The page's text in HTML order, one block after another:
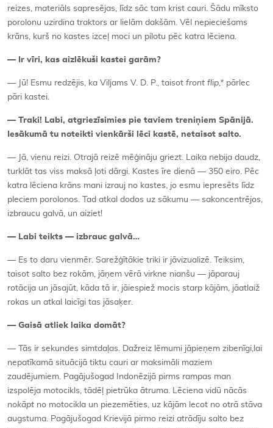
reizes, materiāls sapresējas, līdz sāc tam krist cauri. Šādu mīksto
porolonu uzirdina traktors ar lielām dakšām. Vēl nepieciešams
krāns, kurš no kastes izceļ moci un pilotu pēc katra lēciena.
— Ir vīri, kas aizlēkuši kastei garām?
— Jū! Esmu redzējis, ka Viljams V. D. P., taisot front flip,* pārlec
pāri kastei.
— Traki! Labi, atgriezīsimies pie taviem treniņiem Spānijā.
Iesākumā tu noteikti vienkārši lēci kastē, netaisot salto.
— Jā, vienu reizi. Otrajā reizē mēģināju griezt. Laika nebija daudz,
turklāt tas viss maksā ļoti dārgi. Kastes īre dienā — 350 eiro. Pēc
katra lēciena krāns mani izrauj no kastes, jo esmu iepresēts līdz
pleciem porolonos. Tad atkal dodos uz sākumu — sakoncentrējos,
izbraucu galvā, un aiziet!
— Labi teikts — izbrauc galvā…
— Es to daru vienmēr. Sarežģītākie triki ir jāvizualizē. Teiksim,
taisot salto bez rokām, jāņem vērā virkne nianšu — jāparauj
rotācija un jāsajūt, kāda tā ir, jāiespiež mocis starp kājām, jāatlaiž
rokas un atkal laicīgi tas jāsaķer.
— Gaisā atliek laika domāt?
— Tās ir sekundes simtdaļas. Dažreiz lēmumi jāpieņem zibenīgi,lai
nepatīkamā situācijā tiktu cauri ar maksimāli maziem
zaudējumiem. Pagājušogad Indonēzijā pirms rampas man
izspolēja motocikls, tādēļ pietrūka ātruma. Lēciena vidū nācās
nokāpt no motocikla un piezemēties, uz kājām lecot no otrā stāva
augstuma. Pagājušogad Krievijā pirmo reizi atrādīju salto bez